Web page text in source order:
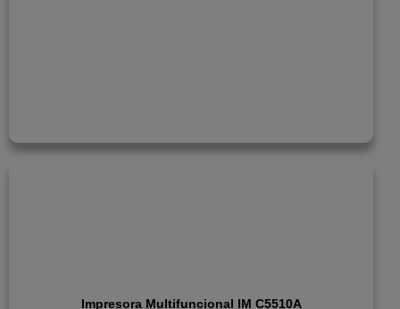
Impresora Multifuncional IM C5510A